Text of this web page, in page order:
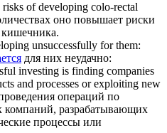
risks ofdeveloping colo-rectal
оно повышает риски
кишечника.
unsuccessfully for them:
для них неудачно:
investing is finding companies
and processes or exploiting new
операций по
компаний, разрабатывающих
процессы или